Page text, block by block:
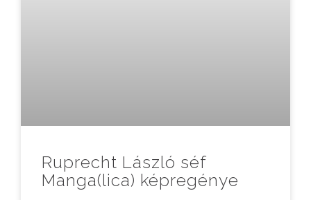
Ruprecht László séf
Manga(lica) képregénye